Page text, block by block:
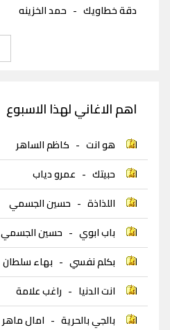
دقة خطاويك - حمد الخزينه
اهم الاغاني لهذا الاسبوع
هو انت - كاظم الساهر
حبيتك - عمرو دياب
اللذاذة - حسين الجسمي
باب ابوي - حسين الجسمي
بكلم نفسي - بهاء سلطان
انت الدنيا - راغب علامة
بالجي بالحرية - امال ماهر